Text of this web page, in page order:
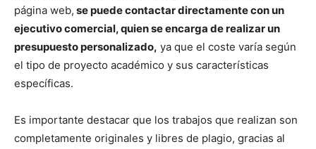
página web, se puede contactar directamente con un
ejecutivo comercial, quien se encarga de realizar un
presupuesto personalizado, ya que el coste varía según
el tipo de proyecto académico y sus características
específicas.
Es importante destacar que los trabajos que realizan son
completamente originales y libres de plagio, gracias al